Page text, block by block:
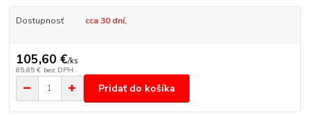
Dostupnosť cca 30 dní,
105,60 €/ks
85,85 € bez DPH
Pridať do košíka